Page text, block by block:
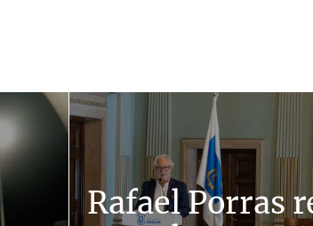
Rafael Porras